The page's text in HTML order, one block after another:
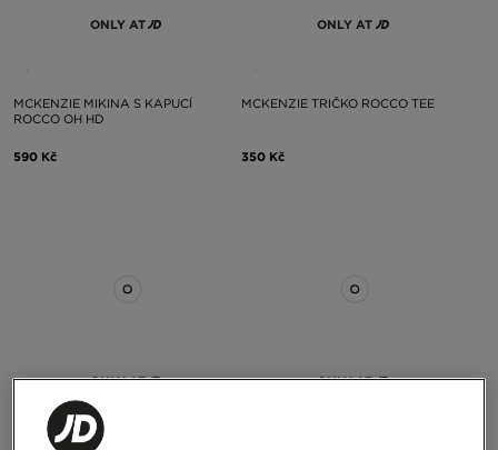
ONLY AT
MCKENZIE MIKINA S KAPUCÍ
ROCCO OH HD
590 Kč
ONLY AT
MCKENZIE TRIČKO ROCCO TEE
350 Kč
ONLY AT ONLY AT